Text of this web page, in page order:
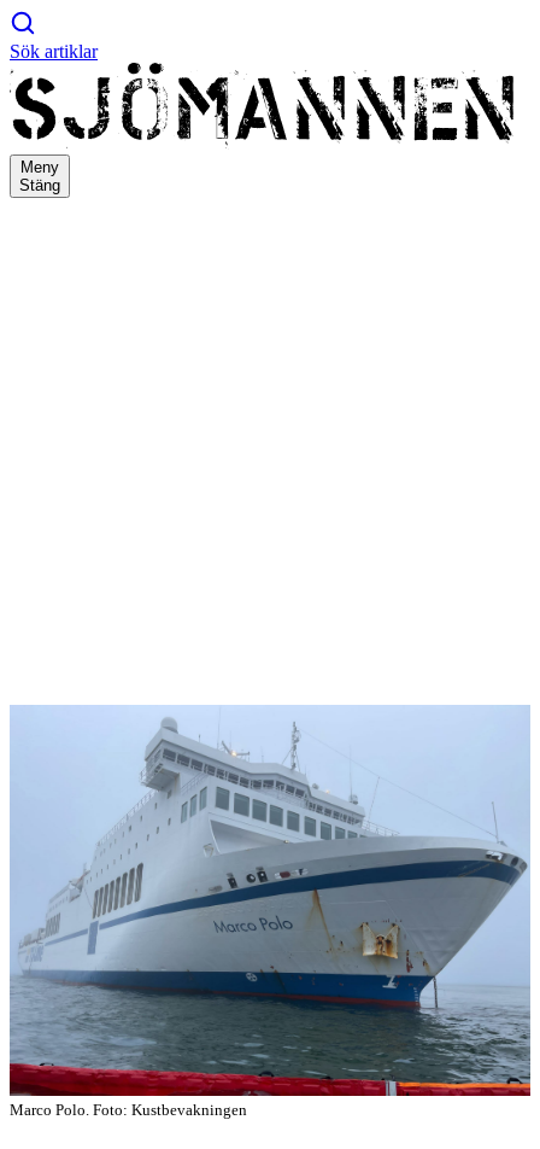
Sök artiklar
Meny
Stäng
Marco Polo. Foto: Kustbevakningen